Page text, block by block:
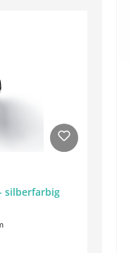
silberfarbig
Preis: